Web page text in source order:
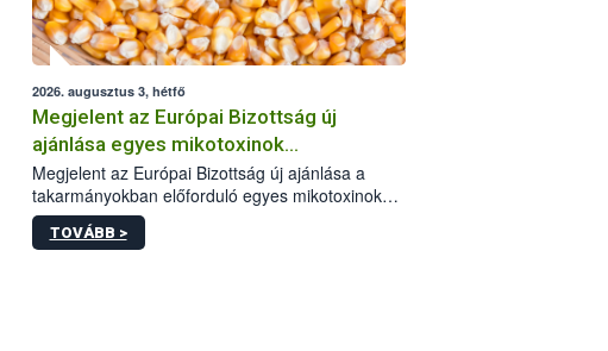
2026. augusztus 3, hétfő
Megjelent az Európai Bizottság új
ajánlása egyes mikotoxinok
takarmányokban való jelenlétéről
Megjelent az Európai Bizottság új ajánlása a
takarmányokban előforduló egyes mikotoxinokkal
kapcsolatban. A dokumentum 2027-től új
irányértékek alkalmazását írja elő, és a jelenleg
TOVÁBB >